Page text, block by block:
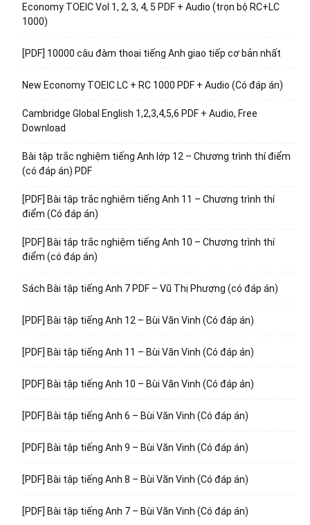
Economy TOEIC Vol 1, 2, 3, 4, 5 PDF + Audio (trọn bộ RC+LC
1000)
[PDF] 10000 câu đàm thoại tiếng Anh giao tiếp cơ bản nhất
New Economy TOEIC LC + RC 1000 PDF + Audio (Có đáp án)
Cambridge Global English 1,2,3,4,5,6 PDF + Audio, Free
Download
Bài tập trắc nghiệm tiếng Anh lớp 12 – Chương trình thí điểm
(có đáp án) PDF
[PDF] Bài tập trắc nghiệm tiếng Anh 11 – Chương trình thí
điểm (Có đáp án)
[PDF] Bài tập trắc nghiệm tiếng Anh 10 – Chương trình thí
điểm (có đáp án)
Sách Bài tập tiếng Anh 7 PDF – Vũ Thị Phượng (có đáp án)
[PDF] Bài tập tiếng Anh 12 – Bùi Văn Vinh (Có đáp án)
[PDF] Bài tập tiếng Anh 11 – Bùi Văn Vinh (Có đáp án)
[PDF] Bài tập tiếng Anh 10 – Bùi Văn Vinh (Có đáp án)
[PDF] Bài tập tiếng Anh 6 – Bùi Văn Vinh (Có đáp án)
[PDF] Bài tập tiếng Anh 9 – Bùi Văn Vinh (Có đáp án)
[PDF] Bài tập tiếng Anh 8 – Bùi Văn Vinh (Có đáp án)
[PDF] Bài tập tiếng Anh 7 – Bùi Văn Vinh (Có đáp án)